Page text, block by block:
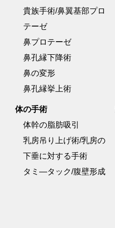
貴族手術/鼻翼基部プロ
テーゼ
鼻プロテーゼ
鼻孔縁下降術
鼻の変形
鼻孔縁挙上術
体の手術
体幹の脂肪吸引
乳房吊り上げ術/乳房の
下垂に対する手術
タミ―タック/腹壁形成